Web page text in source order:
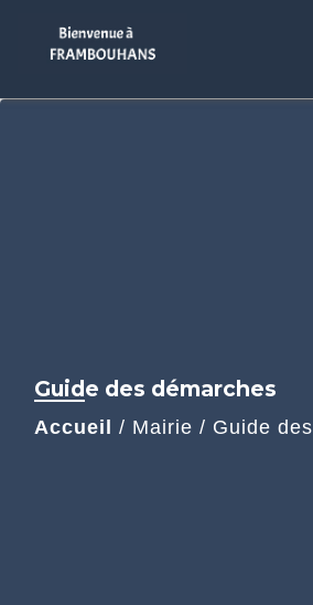
Guide des démarches
Accueil / Mairie / Guide